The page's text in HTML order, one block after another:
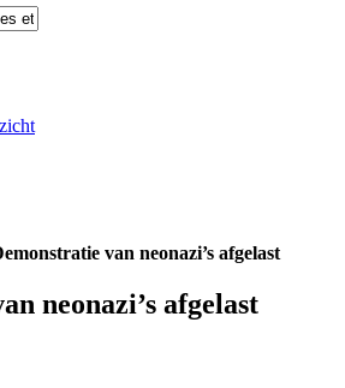
van neonazi’s afgelast
neonazi’s afgelast